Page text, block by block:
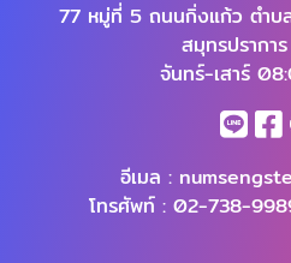
77 หมู่ที่ 5 ถนนกิ่งแก้ว ตำบล
สมุทรปรากา
จันทร์-เสาร์
อีเมล :
โทรศัพท์ : 02-738-